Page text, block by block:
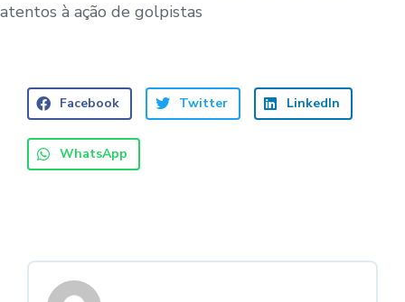
atentos à ação de golpistas
Facebook Twitter LinkedIn
WhatsApp